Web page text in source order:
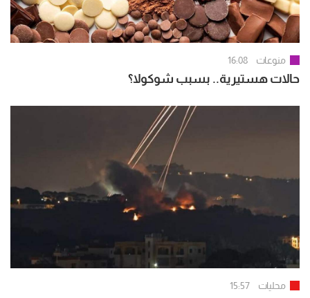
منوعات 16:08
حالات هستيرية.. بسبب شوكولا؟
محليات 15:57